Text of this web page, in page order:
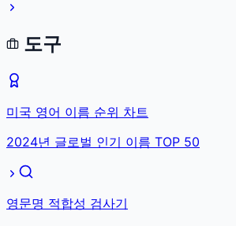
도구
미국 영어 이름 순위 차트
2024년 글로벌 인기 이름 TOP 50
영문명 적합성 검사기